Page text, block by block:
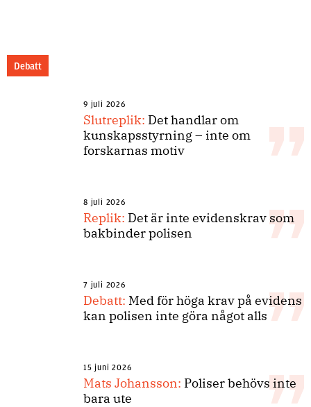
Debatt
9 juli 2026
Slutreplik: Det handlar om
kunskapsstyrning – inte om
forskarnas motiv
8 juli 2026
Replik: Det är inte evidenskrav som
bakbinder polisen
7 juli 2026
Debatt: Med för höga krav på evidens
kan polisen inte göra något alls
15 juni 2026
Mats Johansson: Poliser behövs inte
bara ute